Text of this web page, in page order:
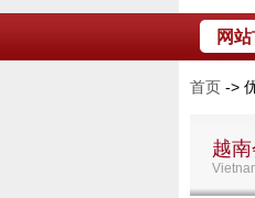
网
首页 ->
越